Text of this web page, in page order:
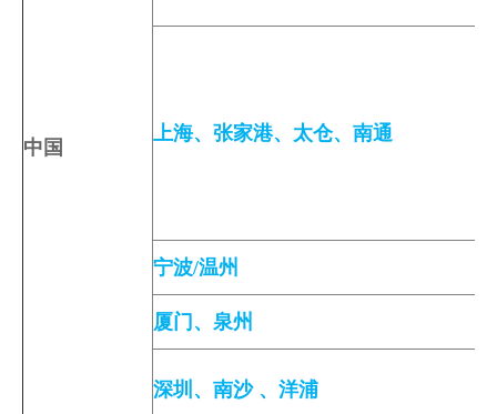
中国
上海、 张家港、 太仓、 南通
宁波/温州
厦门 、 泉州
深圳 、 南沙、洋浦